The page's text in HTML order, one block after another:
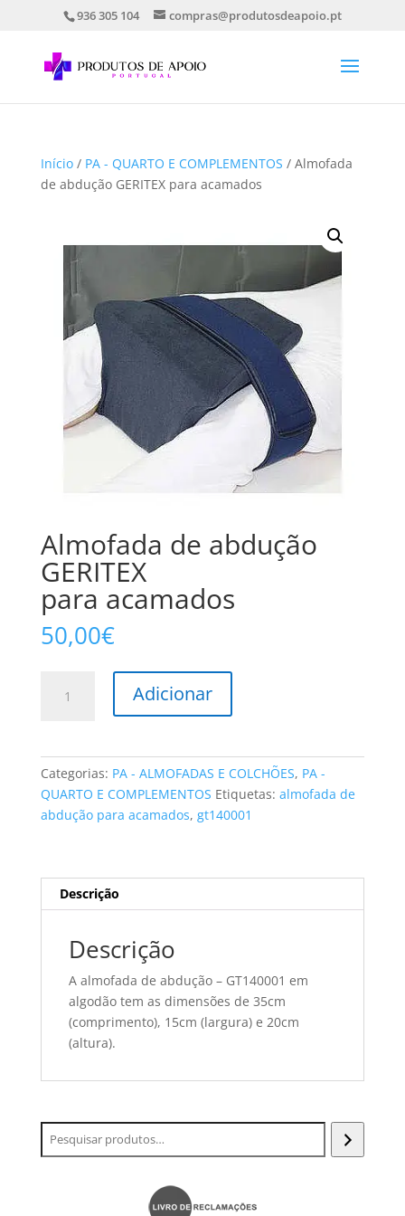
936 305 104 compras@produtosdeapoio.pt
Início/ PA - QUARTO E COMPLEMENTOS / Almofada
de abdução GERITEX para acamados
Almofada de abdução
GERITEX
para acamados
50,00€
abdução
GERITEX
para
acamados
Adicionar
Categorias: PA - ALMOFADAS E COLCHÕES, PA -
QUARTO E COMPLEMENTOS Etiquetas: almofada de
abdução para acamados, gt140001
Descrição
Descrição
A almofada de abdução – GT140001 em
algodão tem as dimensões de 35cm
(comprimento), 15cm (largura) e 20cm
(altura).